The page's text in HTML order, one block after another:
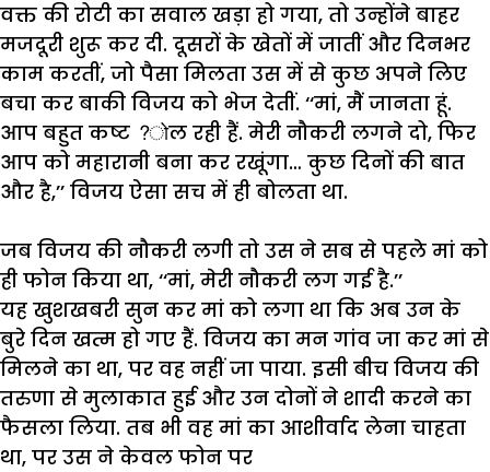
वक्त की रोटी का सवाल खड़ा हो गया, तो उन्होंने बाहर
मजदूरी शुरू कर दी. दूसरों के खेतों में जातीं और दिनभर
काम करतीं, जो पैसा मिलता उस में से कुछ अपने लिए
बचा कर बाकी विजय को भेज देतीं. ‘‘मां, मैं जानता हूं.
आप बहुत कष्ट ?ोल रही हैं. मेरी नौकरी लगने दो, फिर
आप को महारानी बना कर रखूंगा… कुछ दिनों की बात
और है,’’ विजय ऐसा सच में ही बोलता था.
जब विजय की नौकरी लगी तो उस ने सब से पहले मां को
ही फोन किया था, ‘‘मां, मेरी नौकरी लग गई है.’’
यह खुशखबरी सुन कर मां को लगा था कि अब उन के
बुरे दिन खत्म हो गए हैं. विजय का मन गांव जा कर मां से
मिलने का था, पर वह नहीं जा पाया. इसी बीच विजय की
तरुणा से मुलाकात हुई और उन दोनों ने शादी करने का
फैसला लिया. तब भी वह मां का आशीर्वाद लेना चाहता
था, पर उस ने केवल फोन पर